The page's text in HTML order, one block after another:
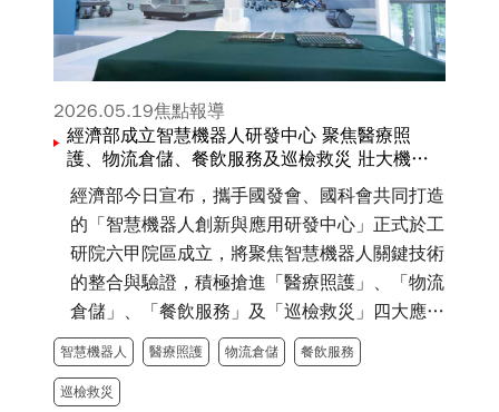
2026.05.19焦點報導
經濟部成立智慧機器人研發中心 聚焦醫療照
護、物流倉儲、餐飲服務及巡檢救災 壯大機器
人核心競爭力
經濟部今日宣布，攜手國發會、國科會共同打造
的「智慧機器人創新與應用研發中心」正式於工
研院六甲院區成立，將聚焦智慧機器人關鍵技術
的整合與驗證，積極搶進「醫療照護」、「物流
倉儲」、「餐飲服務」及「巡檢救災」四大應用
領域，致力成為串接國際新創與國內產研的樞紐
平台，持續壯大臺灣機器人應用生態系，研發中
心將串聯國科會臺南沙崙「智慧機器人研究中
智慧機器人 醫療照護 物流倉儲 餐飲服務
巡檢救災